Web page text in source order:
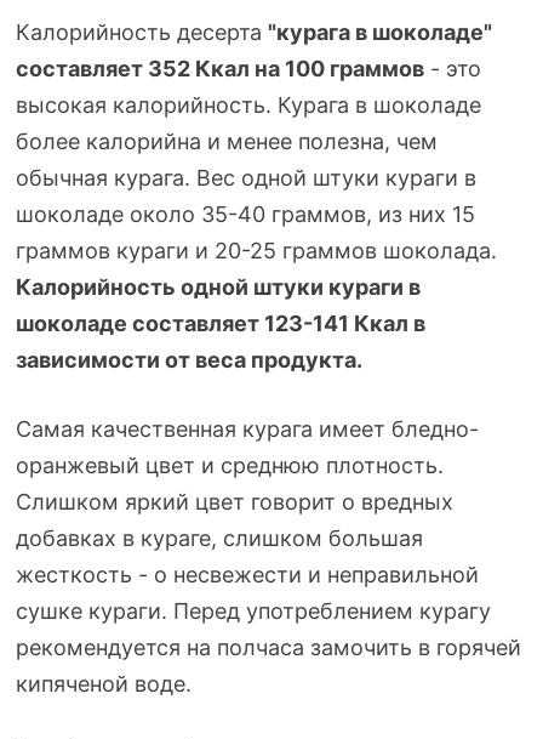
Калорийность десерта "курага в шоколаде"
составляет 352 Ккал на 100 граммов- это
высокая калорийность. Курага в шоколаде
более калорийна и менее полезна, чем
обычная курага. Вес одной штуки кураги в
шоколаде около 35-40граммов, из них 15
граммов кураги и 20-25 граммов шоколада.
Калорийность одной штуки кураги в
шоколаде составляет 123-141 Ккал в
зависимости от веса продукта.
Самая качественная курага имеет бледно-
оранжевый цвет и среднюю плотность.
Слишком яркий цвет говорит о вредных
добавках в кураге, слишком большая
жесткость - о несвежести и неправильной
сушке кураги. Перед употреблением курагу
рекомендуется на полчаса замочить в горячей
кипяченой воде.